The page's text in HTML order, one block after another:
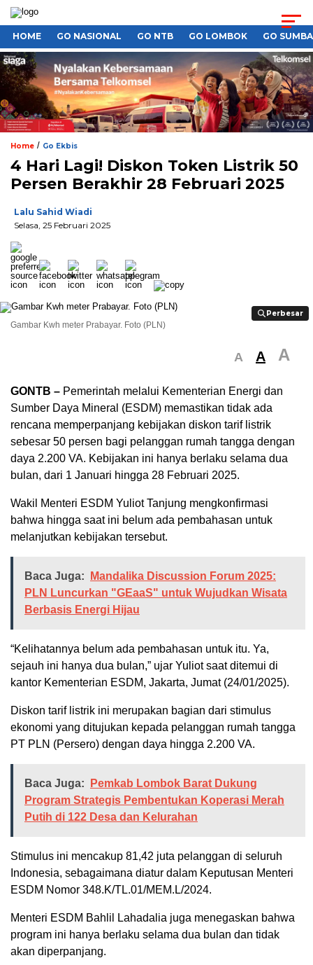
HOME GO NASIONAL GO NTB GO LOMBOK GO
Home / Go Ekbis
4 Hari Lagi! Diskon Token Listrik 50
Persen Berakhir 28 Februari 2025
Lalu Sahid Wiadi
Selasa, 25 Februari 2025
Perbesar
Perbesar
Gambar Kwh meter Prabayar. Foto (PLN)
A A A
GONTB – Pemerintah melalui Kementerian Energi dan
Sumber Daya Mineral (ESDM) memastikan tidak ada
rencana memperpanjang kebijakan diskon tarif listrik
sebesar 50 persen bagi pelanggan rumah tangga dengan
daya 2.200 VA. Kebijakan ini hanya berlaku selama dua
bulan, dari 1 Januari hingga 28 Februari 2025.
Wakil Menteri ESDM Yuliot Tanjung mengkonfirmasi
bahwa hingga saat ini belum ada pembahasan untuk
melanjutkan kebijakan tersebut.
Baca Juga:
Mandalika Discussion Forum 2025:
PLN Luncurkan "GEaaS" untuk Wujudkan Wisata
Berbasis Energi Hijau
“Kelihatannya belum ada pembahasan untuk itu. Ya,
sejauh ini hanya dua bulan,” ujar Yuliot saat ditemui di
kantor Kementerian ESDM, Jakarta, Jumat (24/01/2025).
Diskon tarif listrik ini merupakan bagian dari stimulus
ekonomi yang ditujukan kepada pelanggan rumah tangga
PT PLN (Persero) dengan daya hingga 2.200 VA.
Baca Juga:
Pemkab Lombok Barat Dukung
Program Strategis Pembentukan Koperasi Merah
Putih di 122 Desa dan Kelurahan
Stimulus ini mencakup 81,42 juta pelanggan di seluruh
Indonesia, sebagaimana diatur dalam Keputusan Menteri
ESDM Nomor 348.K/TL.01/MEM.L/2024.
Menteri ESDM Bahlil Lahadalia juga menegaskan bahwa
program ini hanya berlaku selama dua bulan dan tidak
akan diperpanjang.